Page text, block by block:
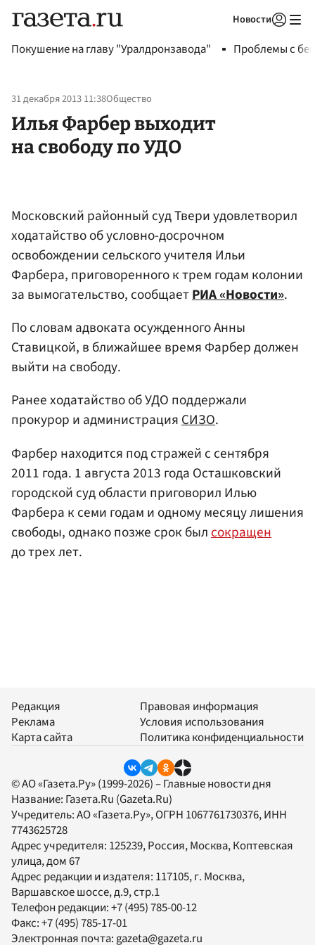
Новости
Покушение на главу "Уралдронзавода" Проблемы с
31 декабря 2013 11:38Общество
Илья Фарбер выходит
на свободу по УДО
Московский районный суд Твери удовлетворил
ходатайство об условно-досрочном
освобождении сельского учителя Ильи
Фарбера, приговоренного к трем годам колонии
за вымогательство, сообщаетРИА «Новости».
По словам адвоката осужденного Анны
Ставицкой, в ближайшее время Фарбер должен
выйти на свободу.
Ранее ходатайство об УДО поддержали
прокурор и администрацияСИЗО.
Фарбер находится под стражей с сентября
2011 года. 1 августа 2013 года Осташковский
городской суд области приговорил Илью
Фарбера к семи годам и одному месяцу лишения
свободы, однако позже срок был сокращен
до трех лет.
Редакция
Реклама
Карта сайта
Правовая информация
Условия использования
Политика конфиденциальности
© АО «Газета.Ру» (1999-2026) – Главные новости дня
Название: Газета.Ru (Gazeta.Ru)
Учредитель:АО «Газета.Ру», ОГРН 1067761730376, ИНН
7743625728
Адрес учредителя: 125239, Россия, Москва, Коптевская
улица, дом 67
Адрес редакции и издателя: 117105, г. Москва,
Варшавское шоссе, д.9, стр.1
Телефон редакции:+7 (495) 785-00-12
Факс:+7 (495) 785-17-01
Электронная почта:gazeta@gazeta.ru